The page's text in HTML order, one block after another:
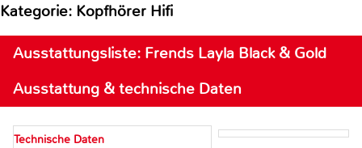
Kategorie: Kopfhörer Hifi
Ausstattungsliste: Frends Layla Black & Gold
Ausstattung & technische Daten
Technische Daten